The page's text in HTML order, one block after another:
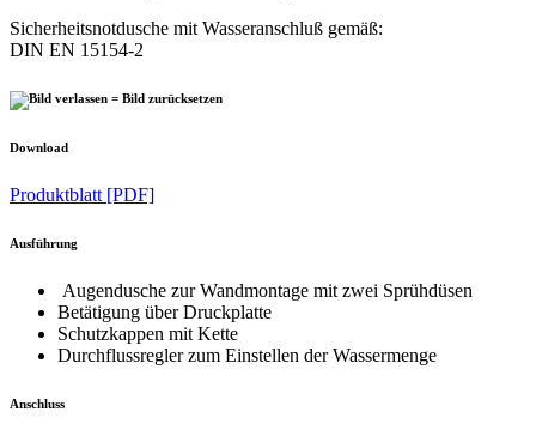
Sicherheitsnotdusche mit Wasseranschluß gemäß:
DIN EN 15154-2
Download
Produktblatt [PDF]
Ausführung
Augendusche zur Wandmontage mit zwei Sprühdüsen
Betätigung über Druckplatte
Schutzkappen mit Kette
Durchflussregler zum Einstellen der Wassermenge
Anschluss